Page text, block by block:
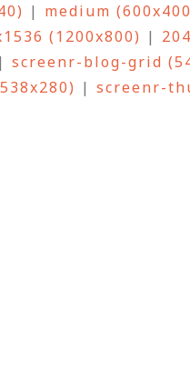
| medium
(1200x800) |
| screenr-blog-grid
| screenr-